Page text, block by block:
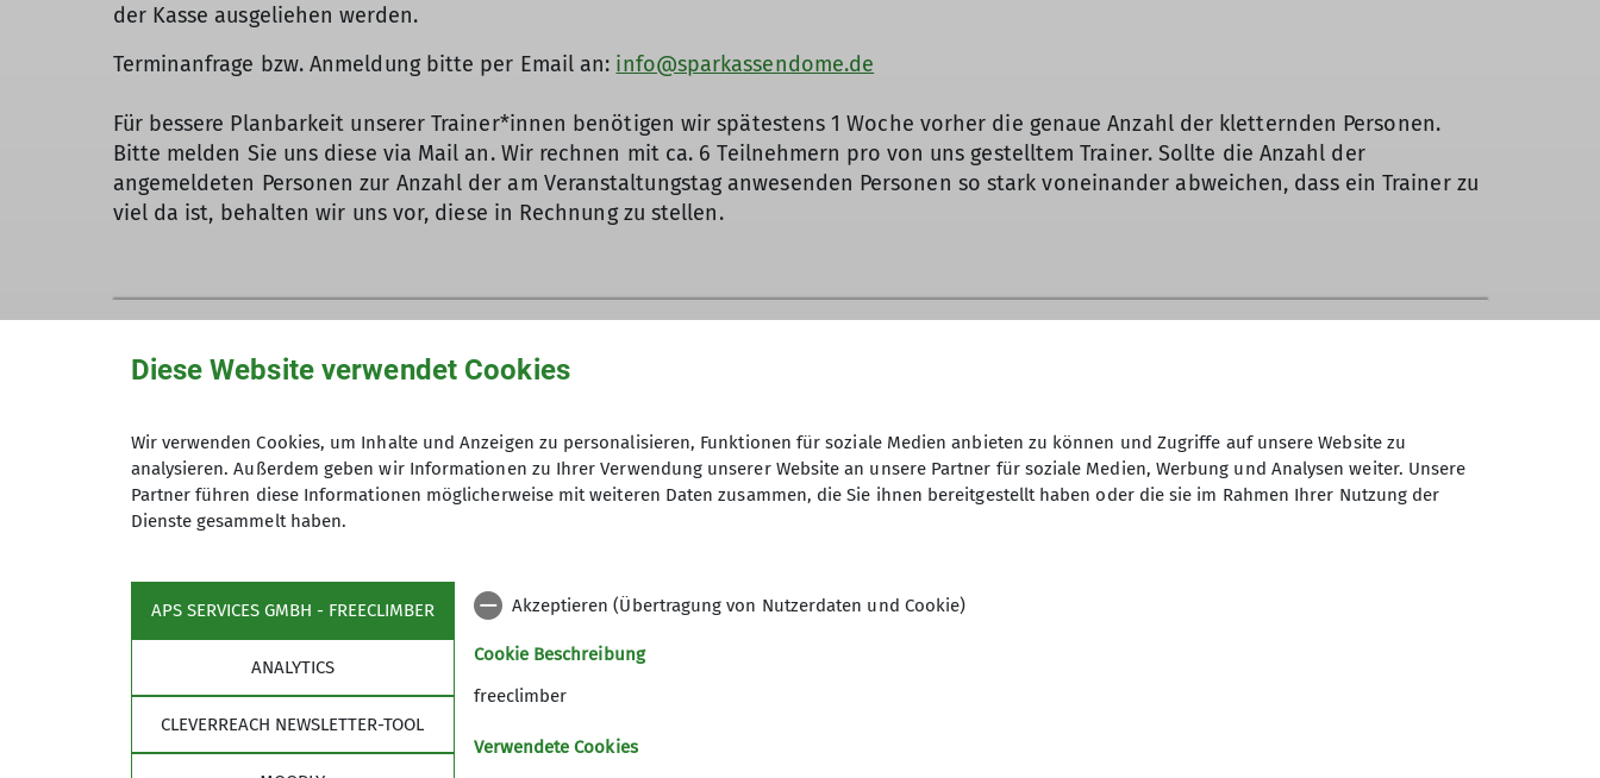
der Kasse ausgeliehen werden.
Terminanfrage bzw. Anmeldung bitte per Email an: info@sparkassendome.de
Für bessere Planbarkeit unserer Trainer*innen benötigen wir spätestens 1 Woche vorher die genaue Anzahl der kletternden Personen.
Bitte melden Sie uns diese via Mail an. Wir rechnen mit ca. 6 Teilnehmern pro von uns gestelltem Trainer. Sollte die Anzahl der
angemeldeten Personen zur Anzahl der am Veranstaltungstag anwesenden Personen so stark voneinander abweichen, dass ein Trainer zu
viel da ist, behalten wir uns vor, diese in Rechnung zu stellen.
Klettern als Schulsport/Schul AG
obendrein einen hohen pädagogischen Nutzen aufweist.
Klettern bedeutet sich neuen Herausforderungen zu stellen, Gemeinschaft zu erleben, Verantwortung zu üben und Vertrauen aufzubauen.
Die positive Wirkung des Klettertrainings – nicht nur im körperlichen Bereich – hat u.a. das bayerische Kultusministerium schon lange
erkannt und fördert dies u.a. mit der SAG-Pauschale (Sportarbeitsgemeinschaft).
unterstützen Sie als Schule dabei gerne!
Schulklassen unter Leitung eines befugten und zur Leitung einer Klettergruppe qualifizierten Lehrers zahlen
als Eintrittspreis.Preis zzgl. evtl. benötigtem Leihmaterial wie Gurte, Schuhe.
Diese Website verwendet Cookies
Wir verwenden Cookies, um Inhalte und Anzeigen zu personalisieren, Funktionen für soziale Medien anbieten zu können und Zugriffe auf unsere Website zu
analysieren. Außerdem geben wir Informationen zu Ihrer Verwendung unserer Website an unsere Partner für soziale Medien, Werbung und Analysen weiter. Unsere
Partner führen diese Informationen möglicherweise mit weiteren Daten zusammen, die Sie ihnen bereitgestellt haben oder die sie im Rahmen Ihrer Nutzung der
Dienste gesammelt haben.
APS SERVICES GMBH - FREECLIMBER
ANALYTICS
CLEVERREACH NEWSLETTER-TOOL
Akzeptieren (Übertragung von Nutzerdaten und Cookie)
Cookie Beschreibung
freeclimber
Verwendete Cookies